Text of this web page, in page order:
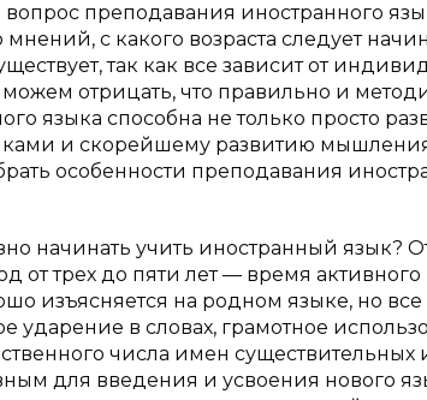
преподавания иностранного
с какого возраста следует
так как все зависит от
отрицать, что правильно и
языка способна не только просто
и скорейшему развитию
особенности преподавания
начинать учить иностранный язык?
от трех до пяти лет — время
изъясняется на родном языке, но
в словах, грамотное
числа имен существительных
для введения и усвоения нового